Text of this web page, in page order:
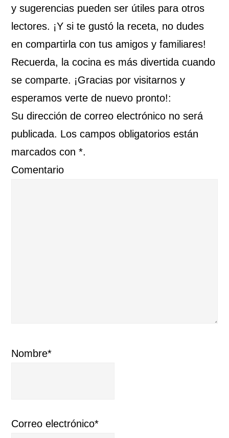
y sugerencias pueden ser útiles para otros
lectores. ¡Y si te gustó la receta, no dudes
en compartirla con tus amigos y familiares!
Recuerda, la cocina es más divertida cuando
se comparte. ¡Gracias por visitarnos y
esperamos verte de nuevo pronto!:
Su dirección de correo electrónico no será
publicada. Los campos obligatorios están
marcados con *.
Comentario
Nombre*
Correo electrónico*